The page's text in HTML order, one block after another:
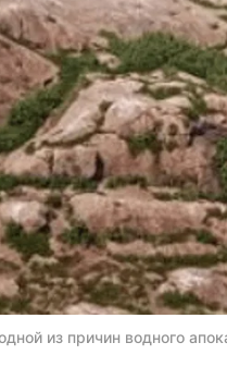
из причин водного